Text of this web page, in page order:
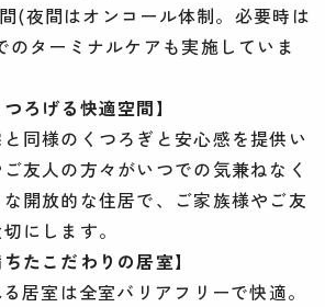
(夜間はオンコール体制。必要時は
のターミナルケアも実施していま
ろげる快適空間】
同様のくつろぎと安心感を提供い
友人の方々がいつでの気兼ねなく
開放的な住居で、ご家族様やご友
にします。
たこだわりの居室】
居室は全室バリアフリーで快適。